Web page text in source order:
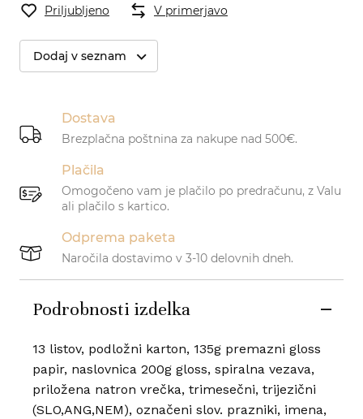
Priljubljeno V primerjavo
Dodaj v seznam
Dostava
Brezplačna poštnina za nakupe nad 500€.
Plačila
Omogočeno vam je plačilo po predračunu, z Valu
ali plačilo s kartico.
Odprema paketa
Naročila dostavimo v 3-10 delovnih dneh.
Podrobnosti izdelka
13 listov, podložni karton, 135g premazni gloss
papir, naslovnica 200g gloss, spiralna vezava,
priložena natron vrečka, trimesečni, trijezični
(SLO,ANG,NEM), označeni slov. prazniki, imena,